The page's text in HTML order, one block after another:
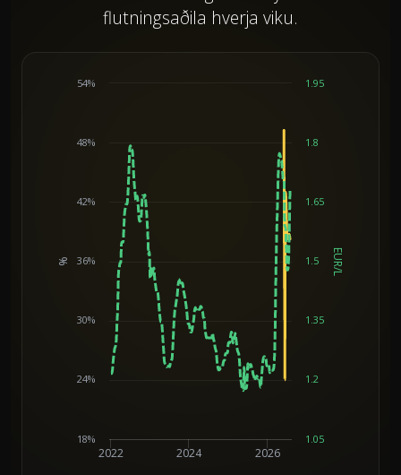
flutningsaðila hverja viku.
% EUR/L
2022 2024 2026
18%
24%
30%
36%
42%
48%
54%
1.05
1.2
1.35
1.5
1.65
1.8
1.95